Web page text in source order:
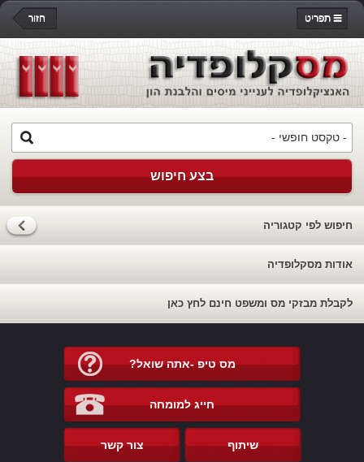
חזור תפריט
בצע חיפוש
חיפוש לפי קטגוריה
אודות מסקלופדיה
לקבלת מבזקי מס ומשפט חינם לחץ כאן
מס טיפ -אתה שואל?
חייג למומחה
צור קשר שיתוף